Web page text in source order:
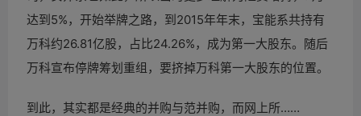
达到5%，开始举牌之路，到2015年年末，宝能系共持有
万科约26.81亿股，占比24.26%，成为第一大股东。随后
万科宣布停牌筹划重组，要挤掉万科第一大股东的位置。
到此，其实都是经典的并购与范并购，而网上所……